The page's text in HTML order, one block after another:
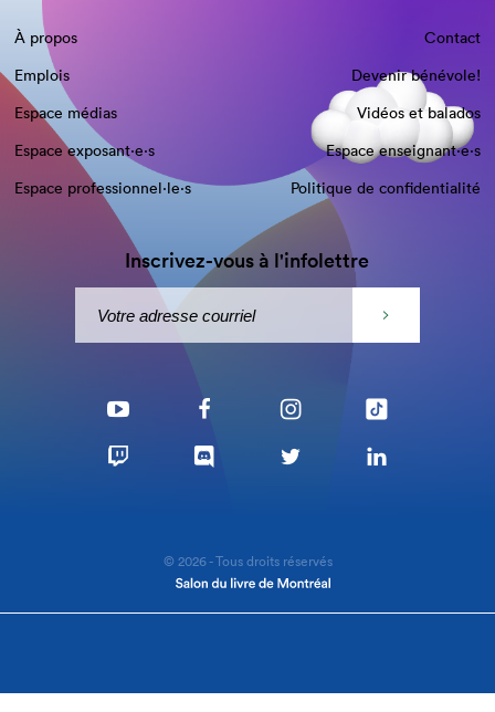
À propos
Contact
Emplois
Devenir bénévole!
Espace médias
Vidéos et balados
Espace exposant·e⋅s
Espace enseignant·e⋅s
Espace professionnel·le⋅s
Politique de confidentialité
Inscrivez-vous à l'infolettre
© 2026 - Tous droits réservés